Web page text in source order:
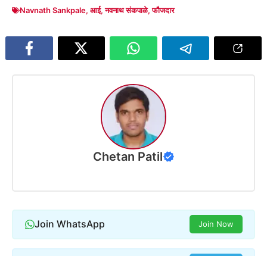
Navnath Sankpale, आई,नवनाथ संकपाळे,फौजदार
Chetan Patil
Join WhatsApp Join Now